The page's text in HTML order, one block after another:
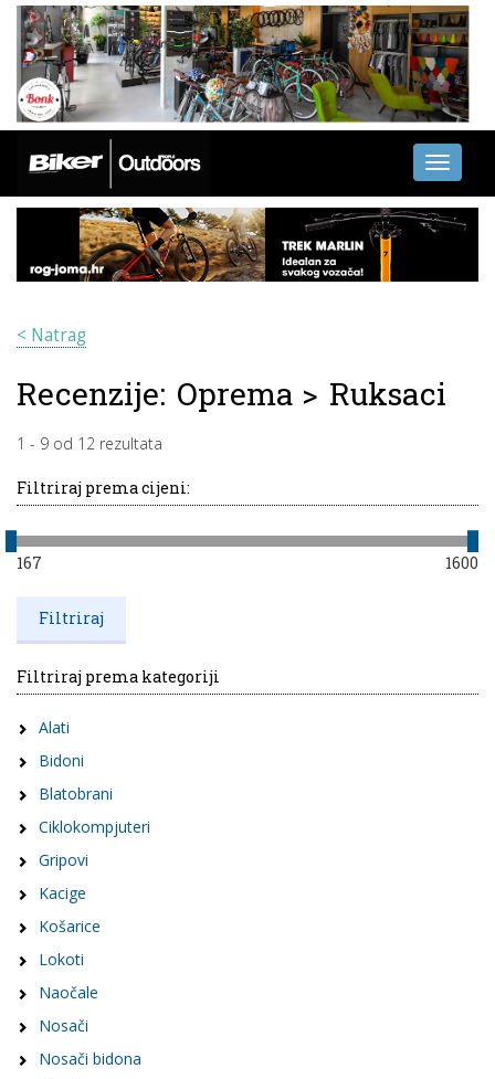
Toggle
< Natrag
Recenzije: Oprema > Ruksaci
1 - 9 od 12 rezultata
Filtriraj prema cijeni:
167 1600
Filtriraj prema kategoriji
Alati
Bidoni
Blatobrani
Ciklokompjuteri
Gripovi
Kacige
Košarice
Lokoti
Naočale
Nosači
Nosači bidona